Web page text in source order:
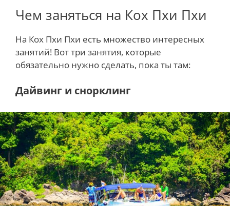
Чем заняться на Кох Пхи Пхи
На Кох Пхи Пхи есть множество интересных
занятий! Вот три занятия, которые
обязательно нужно сделать, пока ты там:
Дайвинг и снорклинг